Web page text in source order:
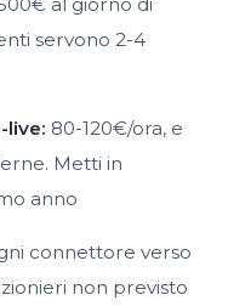
servono 2-4
live: 80-120€/ora, e
Metti in
anno
connettore verso
non previsto